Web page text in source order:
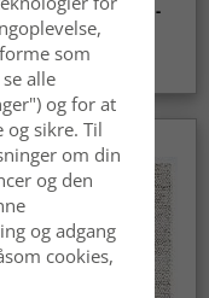
udendørs brug -
som
alle
og for at
og sikre. Til
om din
og den
og adgang
cookies,